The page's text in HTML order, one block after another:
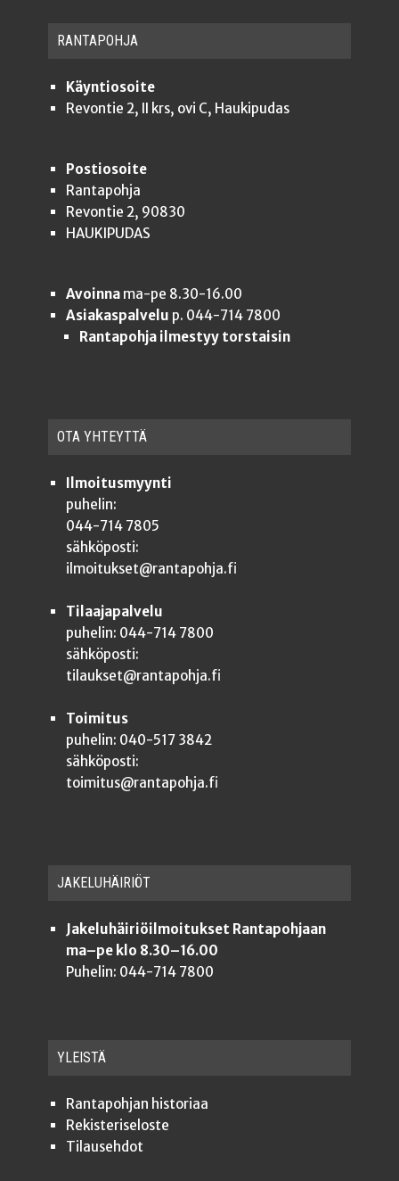
RAN­TA­POH­JA
Käyntiosoite
Revontie 2, II krs, ovi C, Haukipudas
Postiosoite
Rantapohja
Revontie 2, 90830
HAUKIPUDAS
Avoinnama-pe 8.30-16.00
Asiakaspalvelu p. 044-714 7800
Rantapohja ilmestyy torstaisin
OTA YHTEYT­TÄ
Ilmoitusmyynti
puhelin:
044-714 7805
sähköposti:
ilmoitukset@rantapohja.fi
Tilaajapalvelu
puhelin: 044-714 7800
sähköposti:
tilaukset@rantapohja.fi
Toimitus
puhelin: 040-517 3842
sähköposti:
toimitus@rantapohja.fi
JAKE­LU­HÄI­RIÖT
Jakeluhäiriöilmoitukset Rantapohjaan
ma–pe klo 8.30–16.00
Puhelin: 044-714 7800
YLEISTÄ
Ran­ta­poh­jan historiaa
Rekis­te­ri­se­los­te
Tilauseh­dot